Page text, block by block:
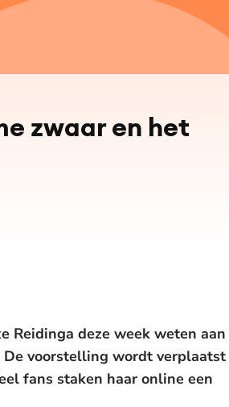
zwaar en het
Reidinga deze week weten aan
voorstelling wordt verplaatst
fans staken haar online een